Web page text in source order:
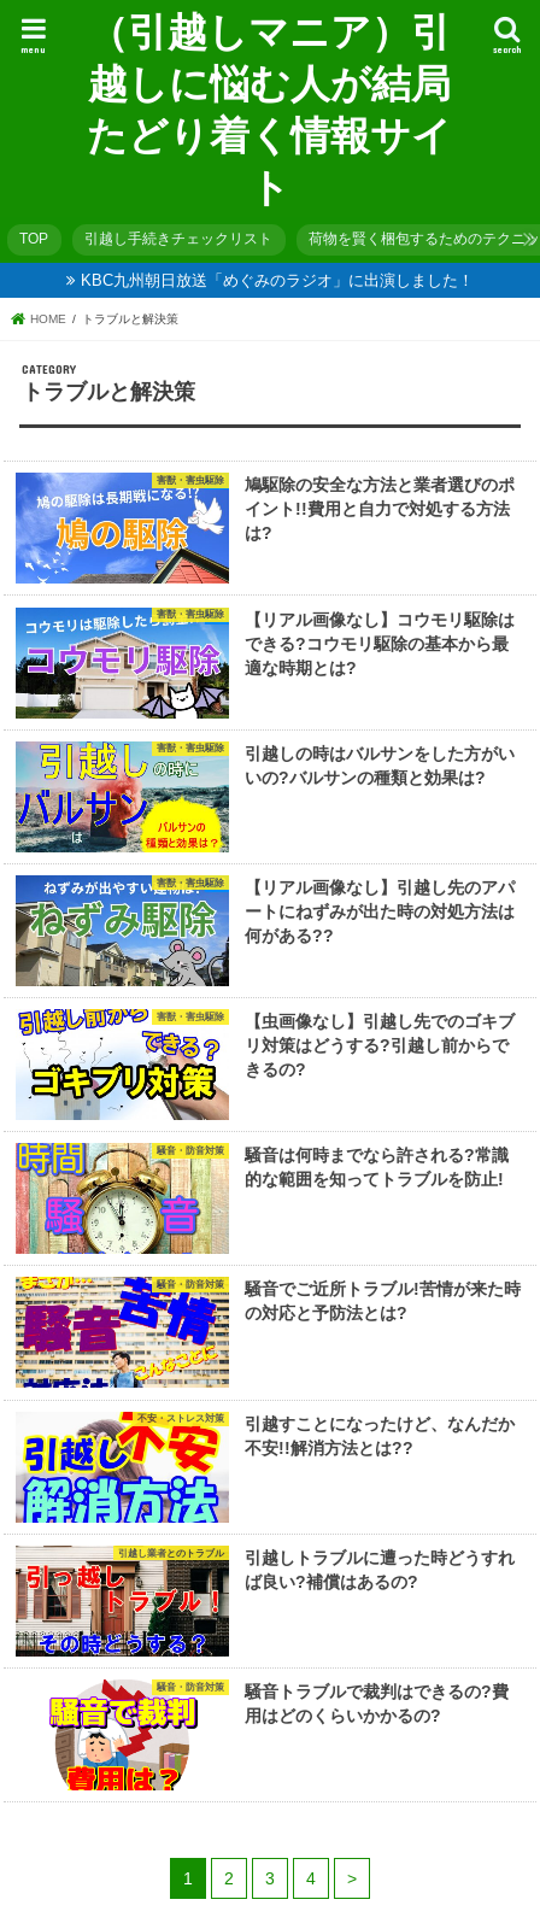
（引越しマニア）引
越しに悩む人が結局
たどり着く情報サイ
ト
search
menu
TOP 引越し手続きチェックリスト 荷物を賢く梱包するためのテクニ
KBC九州朝日放送「めぐみのラジオ」に出演しました！
HOME トラブルと解決策
トラブルと解決策
害獣・害虫駆除
鳩駆除の安全な方法と業者選びのポ
イント!!費用と自力で対処する方法
は?
害獣・害虫駆除
【リアル画像なし】コウモリ駆除は
できる?コウモリ駆除の基本から最
適な時期とは?
害獣・害虫駆除
引越しの時はバルサンをした方がい
いの?バルサンの種類と効果は?
害獣・害虫駆除
【リアル画像なし】引越し先のアパ
ートにねずみが出た時の対処方法は
何がある??
害獣・害虫駆除
【虫画像なし】引越し先でのゴキブ
リ対策はどうする?引越し前からで
きるの?
騒音・防音対策
騒音は何時までなら許される?常識
的な範囲を知ってトラブルを防止!
騒音・防音対策
騒音でご近所トラブル!苦情が来た時
の対応と予防法とは?
不安・ストレス対策
引越すことになったけど、なんだか
不安!!解消方法とは??
引越し業者とのトラブル
引越しトラブルに遭った時どうすれ
ば良い?補償はあるの?
騒音・防音対策
騒音トラブルで裁判はできるの?費
用はどのくらいかかるの?
1 2 3 4 >